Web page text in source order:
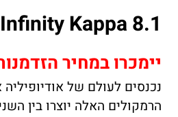
Infinity Kappa 8.1 – אגדת האודיופיליה של שנות ה-90
יימכרו במחיר
הרמקולים האלה יוצרו בין השנים 1992-1996 ונחשבים עד היום לאחת מההשקעות הטובות ביותר בעולם האודיו